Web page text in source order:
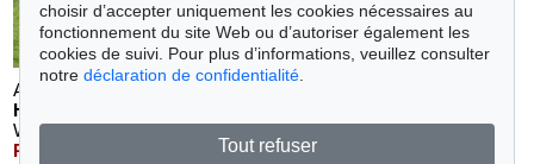
Auction 550 - Lot 4
HENRY MOORE
Working Model for Sheep Piece, 1971
Résultat:
Family Group, 1944
Résultat:€ 431,800
choisir d’accepter uniquement les cookies nécessaires au
fonctionnement du site Web ou d’autoriser également les
cookies de suivi. Pour plus d’informations, veuillez consulter
notre déclaration de confidentialité
Tout refuser